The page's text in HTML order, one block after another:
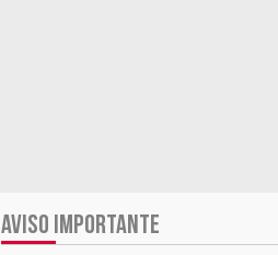
AVISO IMPORTANTE